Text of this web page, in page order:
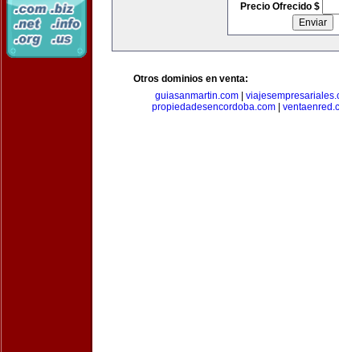
Precio Ofrecido $
Otros dominios en venta:
guiasanmartin.com|
propiedadesencordoba.com